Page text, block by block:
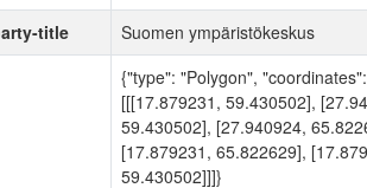
title
Suomen ympäristökeskus
{"type": "Polygon", "coordinates":
[[[17.879231, 59.430502],
59.430502], [27.940924,
[17.879231, 65.822629],
59.430502]]]}